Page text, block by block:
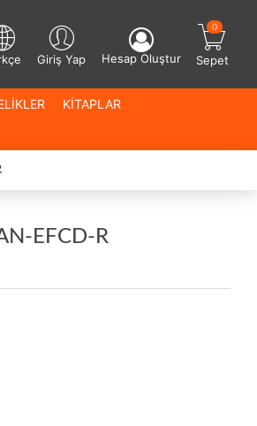
Sepet
0
Giriş Yap Hesap Oluştur
KİTAPLAR
EFCD-R